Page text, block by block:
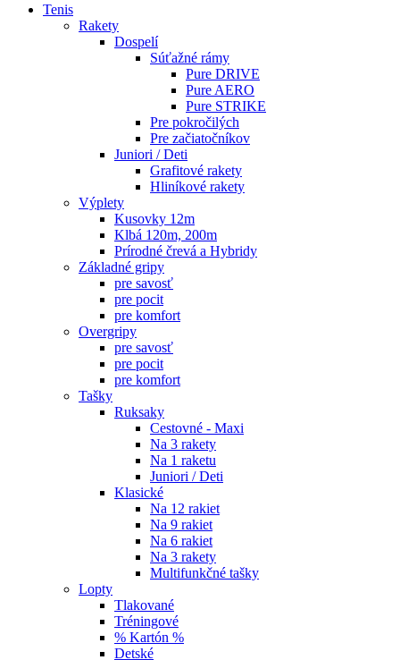
Tenis
Rakety
Dospelí
Súťažné rámy
Pure DRIVE
Pure AERO
Pure STRIKE
Pre pokročilých
Pre začiatočníkov
Juniori / Deti
Grafitové rakety
Hliníkové rakety
Výplety
Kusovky 12m
Klbá 120m, 200m
Prírodné črevá a Hybridy
Základné gripy
pre savosť
pre pocit
pre komfort
Overgripy
pre savosť
pre pocit
pre komfort
Tašky
Ruksaky
Cestovné - Maxi
Na 3 rakety
Na 1 raketu
Juniori / Deti
Klasické
Na 12 rakiet
Na 9 rakiet
Na 6 rakiet
Na 3 rakety
Multifunkčné tašky
Lopty
Tlakované
Tréningové
% Kartón %
Detské